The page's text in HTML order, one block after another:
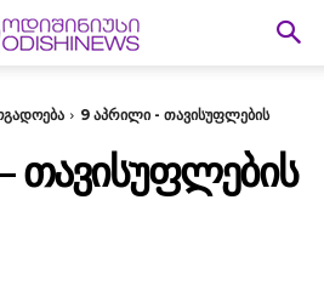
9 აპრილი - თავისუფლების
ᲗᲐᲕᲘᲡᲣᲤᲚᲔᲑᲘᲡ